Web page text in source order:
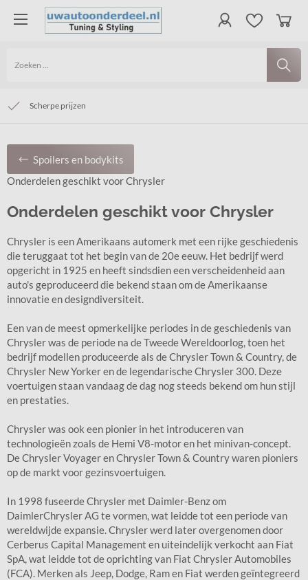
Veilig betalen en vertrouwd winkelen
Groot assortiment, ruime voorraad
Scherpe prijzen
Spoilers en bodykits
Onderdelen geschikt voor Chrysler
Onderdelen geschikt voor Chrysler
Chrysler is een Amerikaans automerk met een rijke geschiedenis
die teruggaat tot het begin van de 20e eeuw. Het bedrijf werd
opgericht in 1925 en heeft sindsdien een verscheidenheid aan
auto's geproduceerd die bekend staan ​​om de Amerikaanse
innovatie en designdiversiteit.
Een van de meest opmerkelijke periodes in de geschiedenis van
Chrysler was de periode na de Tweede Wereldoorlog, toen het
bedrijf modellen produceerde als de Chrysler Town & Country, de
Chrysler New Yorker en de legendarische Chrysler 300. Deze
voertuigen staan ​​vandaag de dag nog steeds bekend om hun stijl
en prestaties.
Chrysler was ook een pionier in het introduceren van
technologieën zoals de Hemi V8-motor en het minivan-concept.
De Chrysler Voyager en Chrysler Town & Country waren pioniers
op de markt voor gezinsvoertuigen.
In 1998 fuseerde Chrysler met Daimler-Benz om
DaimlerChrysler AG te vormen, wat leidde tot een periode van
wereldwijde expansie. Chrysler werd later overgenomen door
Cerberus Capital Management en uiteindelijk verkocht aan Fiat
SpA, wat leidde tot de oprichting van Fiat Chrysler Automobiles
(FCA). Merken als Jeep, Dodge, Ram en Fiat werden geïntegreerd